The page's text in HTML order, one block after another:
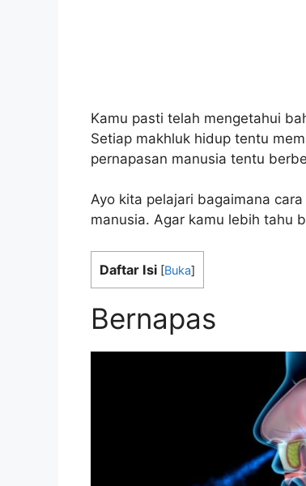
Kamu pasti telah mengetahui
Setiap makhluk hidup tentu
pernapasan manusia tentu
Ayo kita pelajari bagaimana
manusia. Agar kamu lebih tahu
Daftar Isi [Buka]
Bernapas